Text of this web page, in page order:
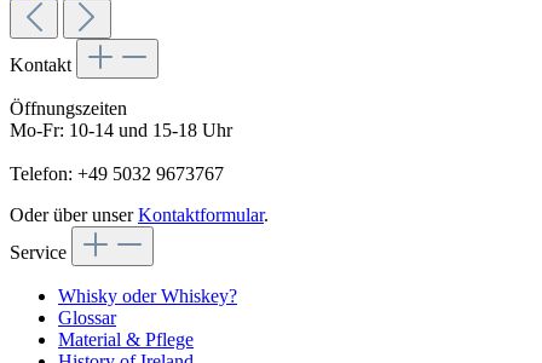
Kontakt
Öffnungszeiten
Mo-Fr: 10-14 und 15-18 Uhr
Telefon: +49 5032 9673767
Oder über unserKontaktformular.
Service
Whisky oder Whiskey?
Glossar
Material & Pflege